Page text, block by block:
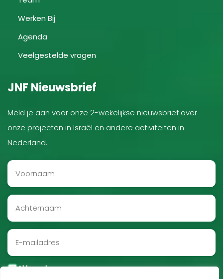
Werken Bij
Agenda
Veelgestelde vragen
JNF Nieuwsbrief
Meld je aan voor onze 2-wekelijkse nieuwsbrief over
onze projecten in Israël en andere activiteiten in
Nederland.
Akkoord